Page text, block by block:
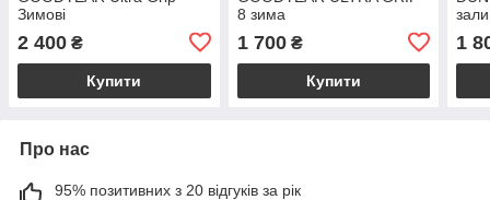
Зимові
2 400 ₴
Купити
8 зима
1 700₴
Купити
1
Про нас
95% позитивних з 20 відгуків за рік